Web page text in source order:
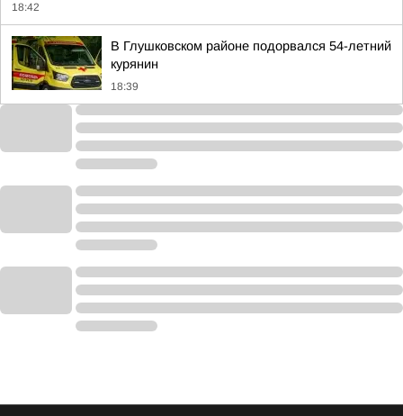
18:42
В Глушковском районе подорвался 54-летний
курянин
18:39